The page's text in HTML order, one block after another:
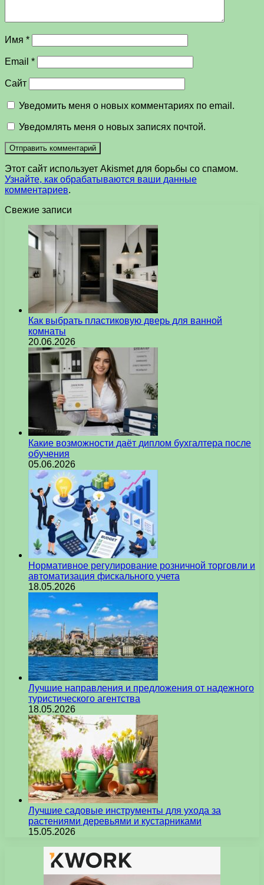
Имя *
Email *
Сайт
Уведомить меня о новых комментариях по email.
Уведомлять меня о новых записях почтой.
Этот сайт использует Akismet для борьбы со спамом.
Узнайте, как обрабатываются ваши данные
комментариев.
Свежие записи
Как выбрать пластиковую дверь для ванной
комнаты
20.06.2026
Какие возможности даёт диплом бухгалтера после
обучения
05.06.2026
Нормативное регулирование розничной торговли и
автоматизация фискального учета
18.05.2026
Лучшие направления и предложения от надежного
туристического агентства
18.05.2026
Лучшие садовые инструменты для ухода за
растениями деревьями и кустарниками
15.05.2026